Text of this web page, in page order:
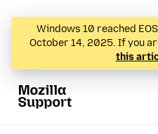
Windows 10 reached
October 14, 2025. If you
this